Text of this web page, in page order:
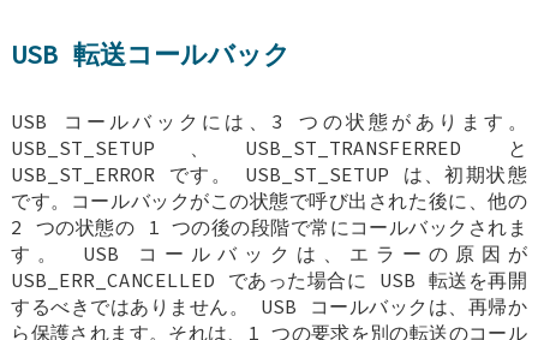
USB 転送コールバック
USB コールバックには、3 つの状態があります。
USB_ST_SETUP、USB_ST_TRANSFERRED と
USB_ST_ERROR です。 USB_ST_SETUP は、初期状態
です。コールバックがこの状態で呼び出された後に、他の
2 つの状態の 1 つの後の段階で常にコールバックされま
す。 USB コールバックは、エラーの原因が
USB_ERR_CANCELLED であった場合に USB 転送を再開
するべきではありません。 USB コールバックは、再帰か
ら保護されます。それは、1 つの要求を別の転送のコール